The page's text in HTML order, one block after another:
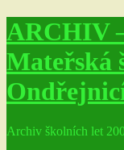
ARCHIV
Mateřská
Archiv školních let